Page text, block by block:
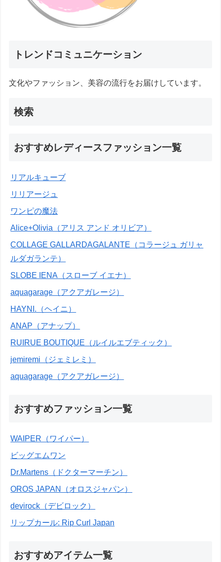
トレンドコミュニケーション
文化やファッション、美容の流行をお届けしています。
検索
おすすめレディースファッション一覧
リアルキューブ
リリアージュ
ワンピの魔法
Alice+Olivia（アリス アンド オリビア）
COLLAGE GALLARDAGALANTE（コラージュ ガリャ
ルダガランテ）
SLOBE IENA（スローブ イエナ）
aquagarage（アクアガレージ）
HAYNI.（ヘイニ）
ANAP（アナップ）
RUIRUE BOUTIQUE（ルイルエブティック）
jemiremi（ジェミレミ）
aquagarage（アクアガレージ）
おすすめファッション一覧
WAIPER（ワイパー）
ビッグエムワン
Dr.Martens（ドクターマーチン）
OROS JAPAN（オロスジャパン）
devirock（デビロック）
リップカール: Rip Curl Japan
おすすめアイテム一覧